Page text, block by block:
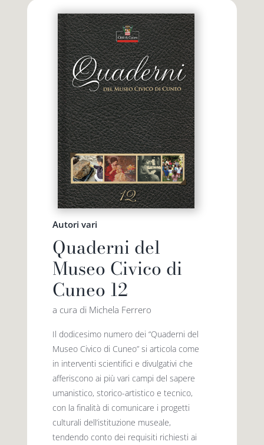
Autori vari
Quaderni del
Museo Civico di
Cuneo 12
a cura di Michela Ferrero
Il dodicesimo numero dei “Quaderni del
Museo Civico di Cuneo” si articola come
in interventi scientifici e divulgativi che
afferiscono ai più vari campi del sapere
umanistico, storico-artistico e tecnico,
con la finalità di comunicare i progetti
culturali dell’istituzione museale,
tendendo conto dei requisiti richiesti ai